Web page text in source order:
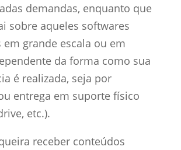
demandas, enquanto que
sobre aqueles softwares
grande escala ou em
da forma como sua
é realizada, seja por
entrega em suporte físico
etc.).
receber conteúdos